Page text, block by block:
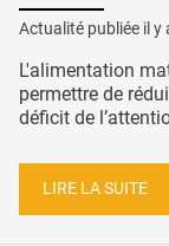
Actualité publiée il y
L'alimentation
permettre de
déficit de
LIRE LA SUITE